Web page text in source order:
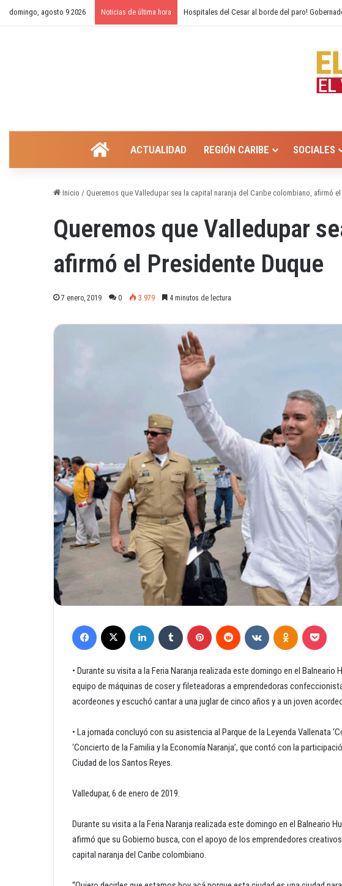
domingo, agosto 9 2026 Noticias de última hora ¿Cierre temporal del balneario Hurtado?
INICIOACTUALIDAD REGIÓN CARIBE SOCIALES
Inicio / Queremos que Valledupar sea la capital naranja del Caribe colombiano, afirmó
Queremos que Valledupar
afirmó el Presidente Duque
7 enero, 2019 0 3.979 4 minutos de lectura
• Durante su visita a la Feria Naranja realizada este domingo en el Balneario
equipo de máquinas de coser y fileteadoras a emprendedoras
acordeones y escuchó cantar a una juglar de cinco años y a un joven
• La jornada concluyó con su asistencia al Parque de la Leyenda Vallenata
‘Concierto de la Familia y la Economía Naranja’, que contó con la
Ciudad de los Santos Reyes.
Valledupar, 6 de enero de 2019.
Durante su visita a la Feria Naranja realizada este domingo en el Balneario
afirmó que su Gobierno busca, con el apoyo de los emprendedores
capital naranja del Caribe colombiano.